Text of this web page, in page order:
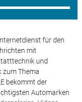
für den
mit
und
zum Thema
bekommt der
Automarken